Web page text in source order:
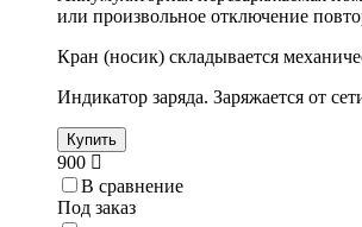
или произвольное отключение
Кран (носик) складывается
Индикатор заряда. Заряжается от
Купить
900
В сравнение
Под заказ